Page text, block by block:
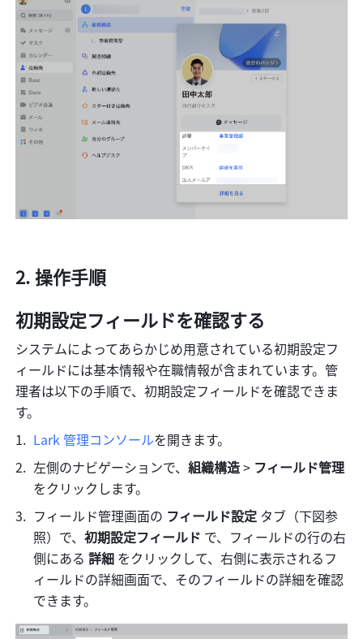
操作手順
初期設定フィールドを確認する
システムによってあらかじめ用意されている初期設定フ
ィールドには基本情報や在職情報が含まれています。管
理者は以下の手順で、初期設定フィールドを確認できま
す。
Lark 管理コンソールを開きます。
左側のナビゲーションで、組織構造 > フィールド管理
をクリックします。
フィールド管理画面の フィールド設定 タブ（下図参
照）で、初期設定フィールド で、フィールドの行の右
側にある 詳細 をクリックして、右側に表示されるフ
ィールドの詳細画面で、そのフィールドの詳細を確認
できます。